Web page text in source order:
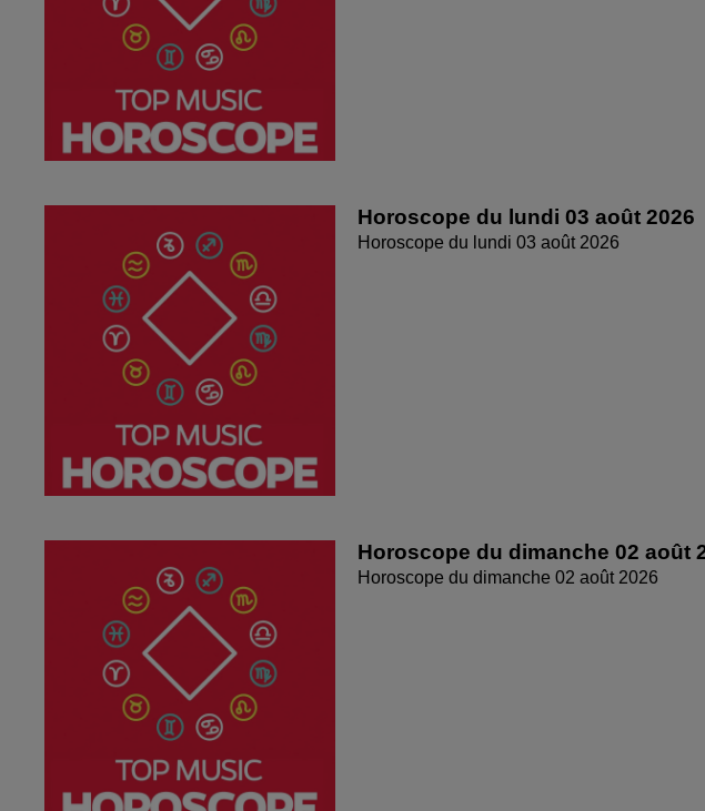
Horoscope du lundi 03 août 2026
Horoscope du lundi 03 août 2026
Horoscope du dimanche 02 août
Horoscope du dimanche 02 août 2026